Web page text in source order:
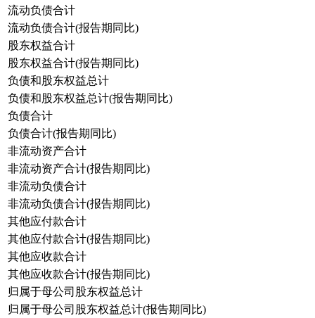
流动负债合计
流动负债合计(报告期同比)
股东权益合计
股东权益合计(报告期同比)
负债和股东权益总计
负债和股东权益总计(报告期同比)
负债合计
负债合计(报告期同比)
非流动资产合计
非流动资产合计(报告期同比)
非流动负债合计
非流动负债合计(报告期同比)
其他应付款合计
其他应付款合计(报告期同比)
其他应收款合计
其他应收款合计(报告期同比)
归属于母公司股东权益总计
归属于母公司股东权益总计(报告期同比)